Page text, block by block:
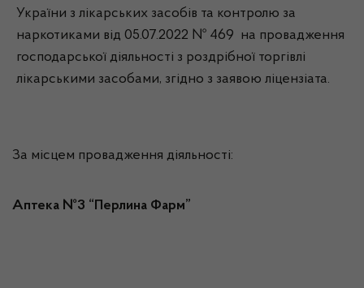
України з лікарських засобів та контролю за
наркотиками від 05.07.2022 № 469 на провадження
господарської діяльності з роздрібної торгівлі
лікарськими засобами, згідно з заявою ліцензіата.
За місцем провадження діяльності:
Аптека №3 “Перлина Фарм”